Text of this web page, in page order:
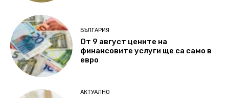
БЪЛГАРИЯ
От 9 август цените на
финансовите услуги ще са само в
евро
АКТУАЛНО